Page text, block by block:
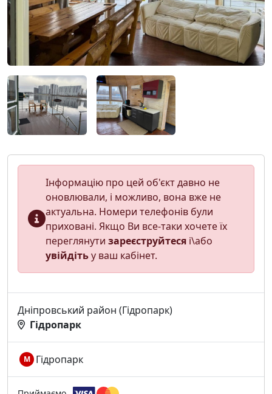
Інформацію про цей об'єкт давно не
оновлювали, і можливо, вона вже не
актуальна. Номери телефонів були
приховані. Якщо Ви все-таки хочете їх
переглянути зареєструйтеся і\або
увійдітьу ваш кабінет.
Дніпровський район (Гідропарк)
Гідропарк
М Гідропарк